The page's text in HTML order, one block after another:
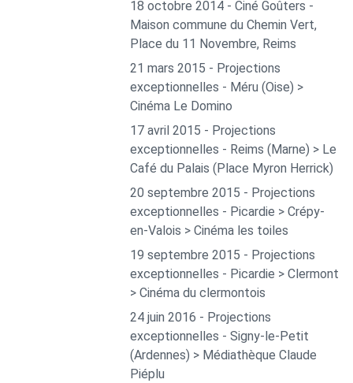
18 octobre 2014 - Ciné Goûters -
Maison commune du Chemin Vert,
Place du 11 Novembre, Reims
21 mars 2015 - Projections
exceptionnelles - Méru (Oise) >
Cinéma Le Domino
17 avril 2015 - Projections
exceptionnelles - Reims (Marne) > Le
Café du Palais (Place Myron Herrick)
20 septembre 2015 - Projections
exceptionnelles - Picardie > Crépy-
en-Valois > Cinéma les toiles
19 septembre 2015 - Projections
exceptionnelles - Picardie > Clermont
> Cinéma du clermontois
24 juin 2016 - Projections
exceptionnelles - Signy-le-Petit
(Ardennes) > Médiathèque Claude
Piéplu